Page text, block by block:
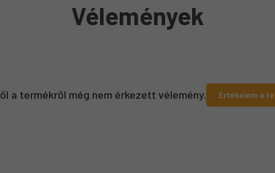
Vélemények
a termékről még nem érkezett vélemény. Értékelem a